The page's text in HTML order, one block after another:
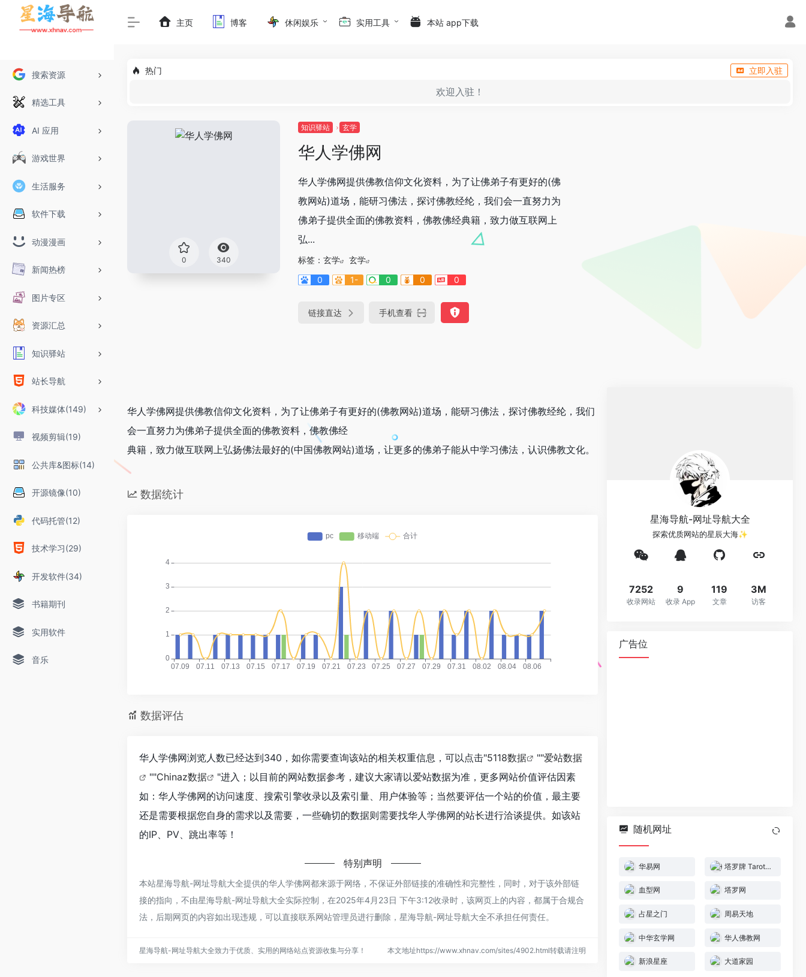
搜索资源
精选工具
AI 应用
游戏世界
生活服务
软件下载
动漫漫画
新闻热榜
图片专区
资源汇总
知识驿站
站长导航
科技媒体(149)
视频剪辑(19)
公共库&图标(14)
开源镜像(10)
代码托管(12)
技术学习(29)
开发软件(34)
书籍期刊
实用软件
音乐
主页 博客 休闲娱乐 实用工具 本站 app下载
热门 立即入驻
欢迎入驻！
0 340
知识驿站 玄学
华人学佛网
华人学佛网提供佛教信仰文化资料，为了让佛弟子有更好的(佛
教网站)道场，能研习佛法，探讨佛教经纶，我们会一直努力为
佛弟子提供全面的佛教资料，佛教佛经典籍，致力做互联网上
弘...
标签： 玄学
玄学
0
1- 0 0 0
链接直达 手机查看
华人学佛网提供佛教信仰文化资料，为了让佛弟子有更好的(佛教网站)道场，能研习佛法，探讨佛教经纶，我们
会一直努力为佛弟子提供全面的佛教资料，佛教佛经
典籍，致力做互联网上弘扬佛法最好的(中国佛教网站)道场，让更多的佛弟子能从中学习佛法，认识佛教文化。
数据统计
数据评估
华人学佛网浏览人数已经达到340，如你需要查询该站的相关权重信息，可以点击"5118数据 ""爱站数据
""Chinaz数据
"进入；以目前的网站数据参考，建议大家请以爱站数据为准，更多网站价值评估因素
如：华人学佛网的访问速度、搜索引擎收录以及索引量、用户体验等；当然要评估一个站的价值，最主要
还是需要根据您自身的需求以及需要，一些确切的数据则需要找华人学佛网的站长进行洽谈提供。如该站
的IP、PV、跳出率等！
特别声明
本站星海导航-网址导航大全提供的华人学佛网都来源于网络，不保证外部链接的准确性和完整性，同时，对于该外部链
接的指向，不由星海导航-网址导航大全实际控制，在2025年4月23日 下午3:12收录时，该网页上的内容，都属于合规合
法，后期网页的内容如出现违规，可以直接联系网站管理员进行删除，星海导航-网址导航大全不承担任何责任。
星海导航-网址导航大全致力于优质、实用的网络站点资源收集与分享！ 本文地址https://www.xhnav.com/sites/4902.html转载请注明
星海导航-网址导航大全
探索优质网站的星辰大海✨
7252
收录网站
9
收录 App
119
文章
3M
访客
广告位
随机网址
华易网 塔罗牌 Tarot China
血型网 塔罗网
占星之门 周易天地
中华玄学网 华人佛教网
新浪星座 大道家园